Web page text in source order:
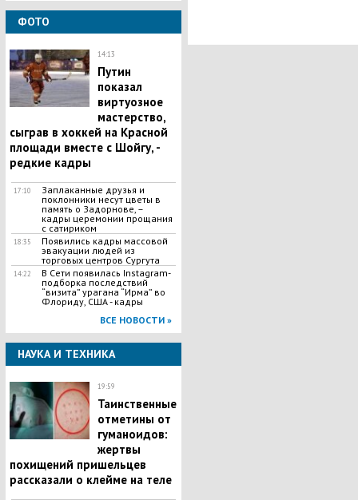
ФОТО
14:13
Путин
показал
виртуозное
мастерство,
сыграв в хоккей на Красной
площади вместе с Шойгу, -
редкие кадры
17:10
Заплаканные друзья и
поклонники несут цветы в
память о Задорнове, –
кадры церемонии прощания
с сатириком
18:35
Появились кадры массовой
эвакуации людей из
торговых центров Сургута
14:22
В Сети появилась Іnstagram-
подборка последствий
“визита” урагана “Ирма” во
Флориду, США - кадры
ВСЕ НОВОСТИ »
НАУКА И ТЕХНИКА
19:59
Таинственные
отметины от
гуманоидов:
жертвы
похищений пришельцев
рассказали о клейме на теле